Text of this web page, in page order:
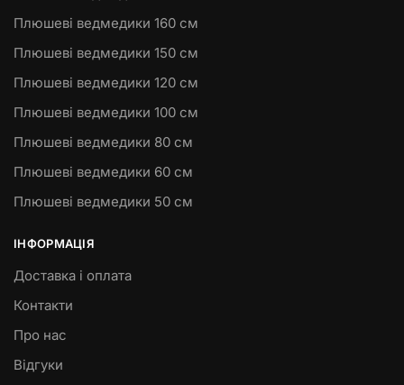
Плюшеві ведмедики 160 см
Плюшеві ведмедики 150 см
Плюшеві ведмедики 120 см
Плюшеві ведмедики 100 см
Плюшеві ведмедики 80 см
Плюшеві ведмедики 60 см
Плюшеві ведмедики 50 см
ІНФОРМАЦІЯ
Доставка і оплата
Контакти
Про нас
Відгуки